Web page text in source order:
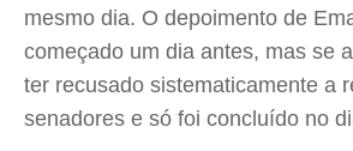
mesmo dia. O depoimento de
começado um dia antes, mas se
ter recusado sistematicamente a
senadores e só foi concluído no